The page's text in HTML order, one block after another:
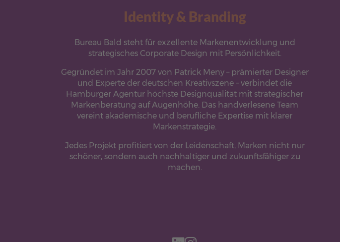
Identity & Branding
Bureau Bald steht für exzellente Markenentwicklung und
strategisches Corporate Design mit Persönlichkeit.
Gegründet im Jahr 2007 von Patrick Meny – prämierter Designer
und Experte der deutschen Kreativszene – verbindet die
Hamburger Agentur höchste Designqualität mit strategischer
Markenberatung auf Augenhöhe. Das handverlesene Team
vereint akademische und berufliche Expertise mit klarer
Markenstrategie.
Jedes Projekt profitiert von der Leidenschaft, Marken nicht nur
schöner, sondern auch nachhaltiger und zukunftsfähiger zu
machen.